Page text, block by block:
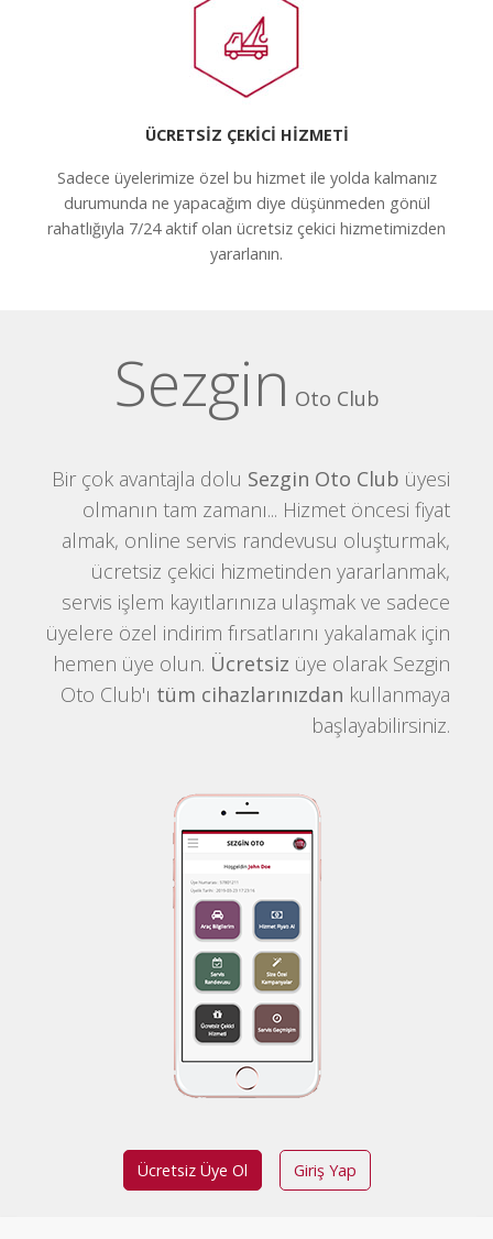
ÜCRETSİZ ÇEKİCİ HİZMETİ
Sadece üyelerimize özel bu hizmet ile yolda kalmanız
durumunda ne yapacağım diye düşünmeden gönül
rahatlığıyla 7/24 aktif olan ücretsiz çekici hizmetimizden
yararlanın.
Sezgin Oto Club
Bir çok avantajla dolu Sezgin Oto Club üyesi
olmanın tam zamanı... Hizmet öncesi fiyat
almak, online servis randevusu oluşturmak,
ücretsiz çekici hizmetinden yararlanmak,
servis işlem kayıtlarınıza ulaşmak ve sadece
üyelere özel indirim fırsatlarını yakalamak için
hemen üye olun. Ücretsiz üye olarak Sezgin
Oto Club'ı tüm cihazlarınızdan kullanmaya
başlayabilirsiniz.
Ücretsiz Üye Ol Giriş Yap